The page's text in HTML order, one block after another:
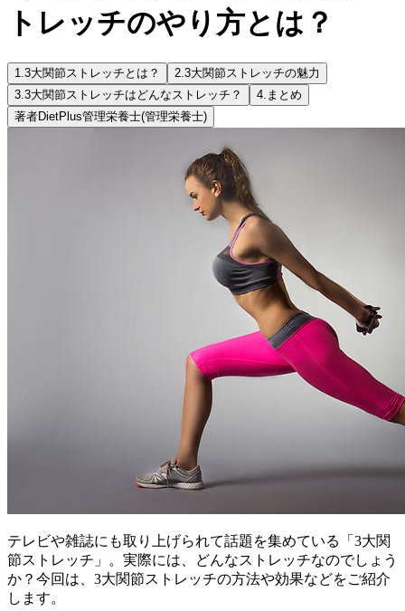
トレッチのやり方とは？
1.3大関節ストレッチとは？ 2.3大関節ストレッチの魅力
3.3大関節ストレッチはどんなストレッチ？ 4. まとめ
著者DietPlus管理栄養士(管理栄養士)
テレビや雑誌にも取り上げられて話題を集めている「3大関
節ストレッチ」。実際には、どんなストレッチなのでしょう
か？今回は、3大関節ストレッチの方法や効果などをご紹介
します。